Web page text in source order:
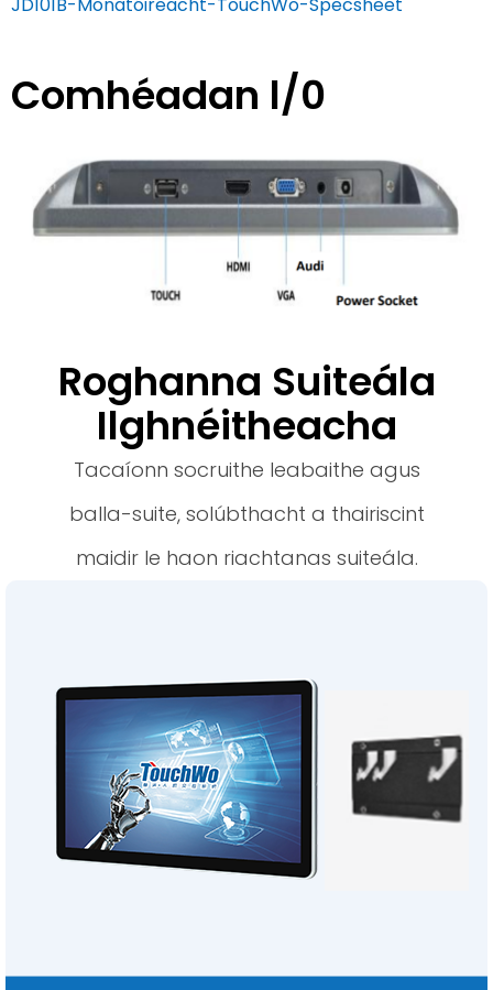
JD101B-Monatóireacht-TouchWo-Specsheet
Comhéadan l/0
Roghanna Suiteála
Ilghnéitheacha
Tacaíonn socruithe leabaithe agus
balla-suite, solúbthacht a thairiscint
maidir le haon riachtanas suiteála.